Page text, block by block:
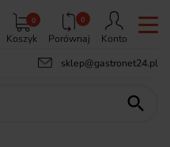
Koszyk
0 0
Porównaj
Konto
sklep@gastronet24.pl
